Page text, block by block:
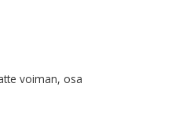
voiman, osa